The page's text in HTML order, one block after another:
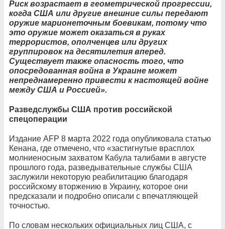
Риск возрастает в геометрической прогрессии,
когда США или другие внешние силы передают
оружие марионеточным боевикам, потому что
это оружие может оказаться в руках
террористов, ополченцев или других
группировок на десятилетия вперед.
Существует также опасность того, что
опосредованная война в Украине может
непреднамеренно привести к настоящей войне
между США и Россией».
Разведслужбы США против российской
спецоперации
Издание AFP 8 марта 2022 года опубликовала статью
Кенана, где отмечено, что «застигнутые врасплох
молниеносным захватом Кабула талибами в августе
прошлого года, разведывательные службы США
заслужили некоторую реабилитацию благодаря
российскому вторжению в Украину, которое они
предсказали и подробно описали с впечатляющей
точностью.
По словам нескольких официальных лиц США, с